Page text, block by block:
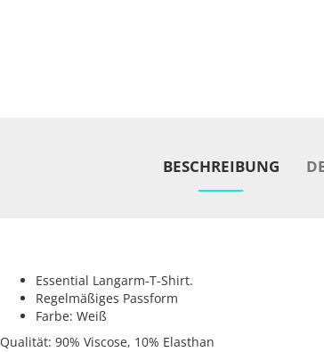
BESCHREIBUNG
Essential Langarm-T-Shirt.
Regelmäßiges Passform
Farbe: Weiß
Qualität: 90% Viscose, 10% Elasthan